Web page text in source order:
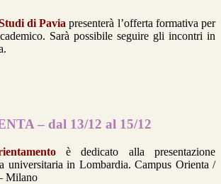
di Pavia presenterà l’offerta formativa per
Sarà possibile seguire gli incontri in
– dal 13/12 al 15/12
è dedicato alla presentazione
universitaria in Lombardia. Campus Orienta /
Milano